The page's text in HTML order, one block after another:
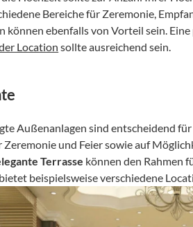
Bereiche für Zeremonie,
ebenfalls von Vorteil sein.
Location sollte ausreichend sein.
Außenanlagen sind entscheidend
Terrasse
bietet beispielsweise verschiedene